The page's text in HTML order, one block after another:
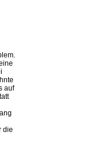
auf
die